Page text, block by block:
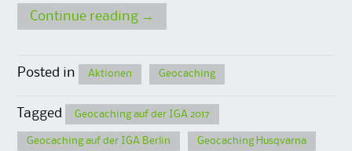
Continue reading →
Posted in Aktionen Geocaching
Tagged Geocaching auf der IGA 2017
Geocaching auf der IGA Berlin Geocaching Husqvarna